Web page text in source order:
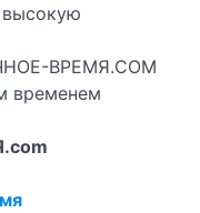
высокую
ВРЕМЯ.COM
временем